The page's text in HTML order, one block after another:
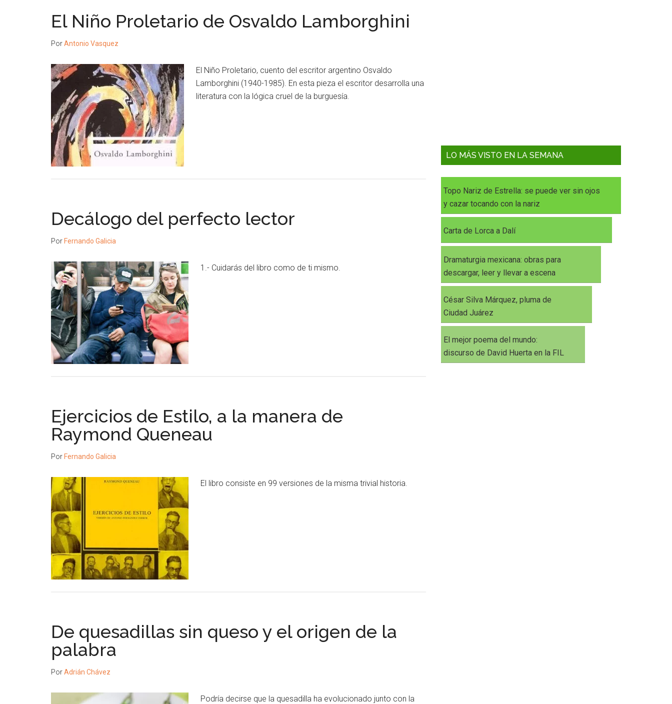
El Niño Proletario de Osvaldo Lamborghini
PorAntonio Vasquez
El Niño Proletario, cuento del escritor argentino Osvaldo
Lamborghini (1940-1985). En esta pieza el escritor desarrolla una
literatura con la lógica cruel de la burguesía.
Decálogo del perfecto lector
Por Fernando Galicia
1.- Cuidarás del libro como de ti mismo.
Ejercicios de Estilo, a la manera de
Raymond Queneau
Por Fernando Galicia
El libro consiste en 99 versiones de la misma trivial historia.
De quesadillas sin queso y el origen de la
palabra
PorAdrián Chávez
Podría decirse que la quesadilla ha evolucionado junto con la
LO MÁS VISTO EN LA SEMANA
Topo Nariz de Estrella: se puede ver sin ojos
y cazar tocando con la nariz
Carta de Lorca a Dalí
Dramaturgia mexicana: obras para
descargar, leer y llevar a escena
César Silva Márquez, pluma de
Ciudad Juárez
El mejor poema del mundo:
discurso de David Huerta en la FIL